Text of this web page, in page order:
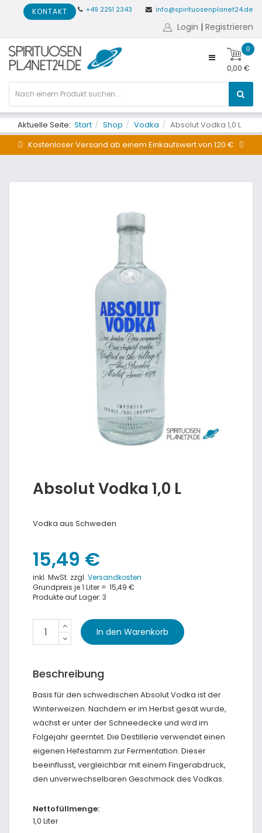
+49 2251 2343 info@spirituosenplanet24.de
KONTAKT
Login | Registrieren
0
0,00 €
Aktuelle Seite: Start Shop Vodka
Absolut Vodka 1,0 L
Kostenloser Versand ab einem Einkaufswert von 120 €
Absolut Vodka 1,0 L
Vodka aus Schweden
15,49 €
inkl. MwSt. zzgl. Versandkosten
Grundpreis je 1 Liter = 15,49 €
Produkte auf Lager: 3
Beschreibung
Basis für den schwedischen Absolut Vodka ist der
Winterweizen. Nachdem er im Herbst gesät wurde,
wächst er unter der Schneedecke und wird im
Folgejahr geerntet. Die Destillerie verwendet einen
eigenen Hefestamm zur Fermentation. Dieser
beeinflusst, vergleichbar mit einem Fingerabdruck,
den unverwechselbaren Geschmack des Vodkas.
Nettofüllmenge:
1,0 Liter